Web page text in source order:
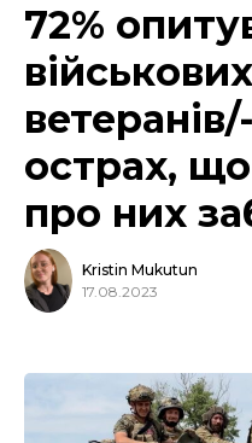
72%
острах,
про них
Kristin Mukutun
17.08.2023